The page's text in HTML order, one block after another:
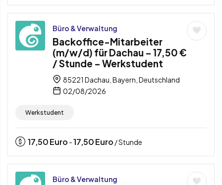
Büro & Verwaltung
Backoffice-Mitarbeiter
(m/w/d) für Dachau – 17,50 €
/ Stunde – Werkstudent
85221 Dachau, Bayern, Deutschland
02/08/2026
Werkstudent
17,50Euro -17,50Euro / Stunde
Büro & Verwaltung